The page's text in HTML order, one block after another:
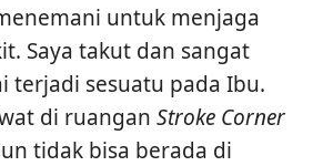
untuk menjaga
Saya takut dan sangat
terjadi sesuatu pada Ibu.
di ruangan Stroke Corner
tidak bisa berada di